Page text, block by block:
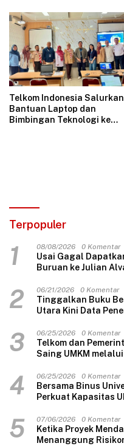
Telkom Indonesia Salurkan
Bantuan Laptop dan
Bimbingan Teknologi ke
Terpopuler
1 08/08/2026 0 Komentar
Usai Gagal
Buruan ke Julian
2 06/21/2026 0 Komentar
Tinggalkan Buku
Utara Kini Data
3 06/25/2026 0 Komentar
Telkom dan
Saing UMKM
4 06/25/2026 0 Komentar
Bersama Binus
Perkuat Kapasitas
Harga Jual
5 07/06/2026 0 Komentar
Ketika Proyek
Menanggung